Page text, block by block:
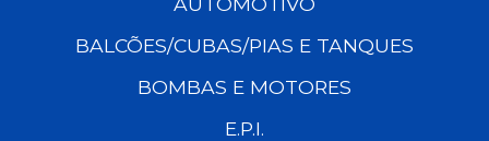
BALCÕES/CUBAS/PIAS E TANQUES
BOMBAS E MOTORES
E.P.I.